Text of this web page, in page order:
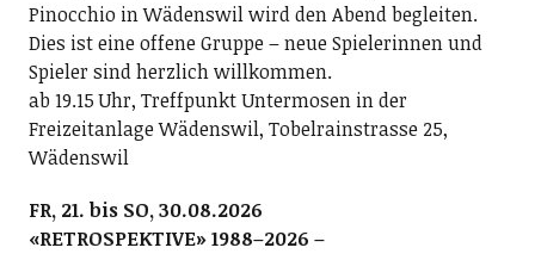
Pinocchio in Wädenswil wird den Abend begleiten.
Dies ist eine offene Gruppe – neue Spielerinnen und
Spieler sind herzlich willkommen.
ab 19.15 Uhr, Treffpunkt Untermosen in der
Freizeitanlage Wädenswil, Tobelrainstrasse 25,
Wädenswil
FR, 21. bis SO, 30.08.2026
«RETROSPEKTIVE» 1988–2026 –